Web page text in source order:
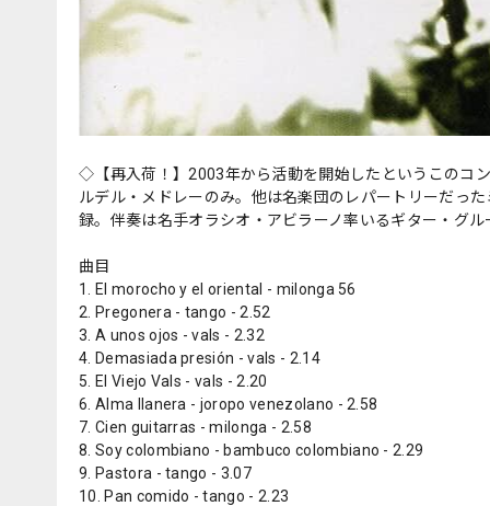
◇【再入荷！】2003年から活動を開始したというこのコ
ルデル・メドレーのみ。他は名楽団のレパートリーだっ
録。伴奏は名手オラシオ・アビラーノ率いるギター・グル
曲目
1. El morocho y el oriental - milonga 56
2. Pregonera - tango - 2.52
3. A unos ojos - vals - 2.32
4. Demasiada presión - vals - 2.14
5. El Viejo Vals - vals - 2.20
6. Alma llanera - joropo venezolano - 2.58
7. Cien guitarras - milonga - 2.58
8. Soy colombiano - bambuco colombiano - 2.29
9. Pastora - tango - 3.07
10. Pan comido - tango - 2.23